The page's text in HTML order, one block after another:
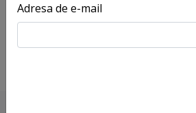
Napolitane cu
caramel și
Adresa de e-mail